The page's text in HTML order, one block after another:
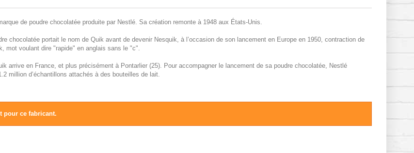
de poudre chocolatée produite par Nestlé. Sa création remonte à 1948 aux États-Unis.
chocolatée portait le nom de Quik avant de devenir Nesquik, à l’occasion de son lancement en Europe en 1950, contraction de
mot voulant dire "rapide" en anglais sans le "c".
arrive en France, et plus précisément à Pontarlier (25). Pour accompagner le lancement de sa poudre chocolatée, Nestlé
million d’échantillons attachés à des bouteilles de lait.
pour ce fabricant.